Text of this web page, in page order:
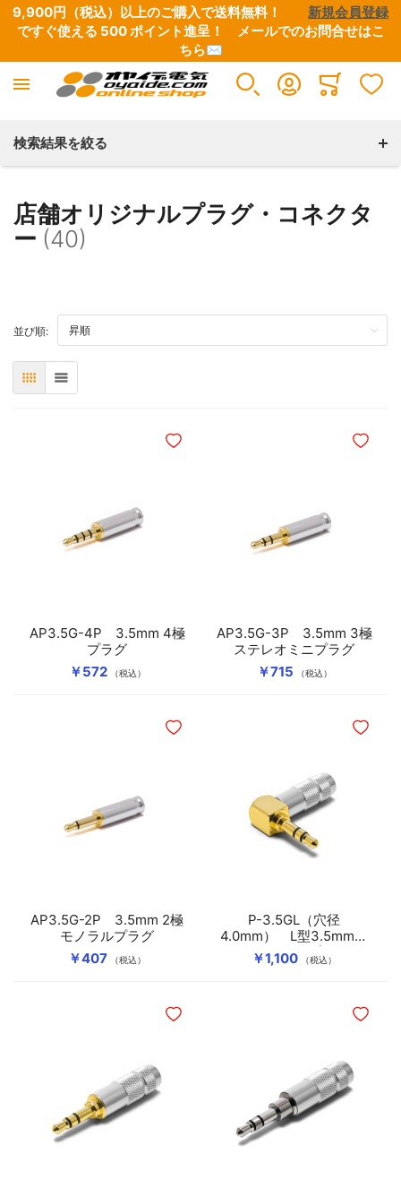
9,900円（税込）以上のご購入で送料無料！ 新規会員登録
ですぐ使える 500 ポイント進呈！ メールでのお問合せはこ
ちら✉
検索結果を絞る
店舗オリジナルプラグ・コネクタ
ー (40)
並び順:TOP
表 リスト
￥572 （税込）
AP3.5G-4P 3.5mm 4極
プラグ
ほしいものリストに追加
￥715 （税込）
AP3.5G-3P 3.5mm 3極
ステレオミニプラグ
ほしい
￥407 （税込）
AP3.5G-2P 3.5mm 2極
モノラルプラグ
ほしいものリストに追加
￥1,100 （税込）
P-3.5GL（穴径
4.0mm） L型3.5mmス
テレオミニプラグ
ほしい
ほしいものリストに追加 ほしい